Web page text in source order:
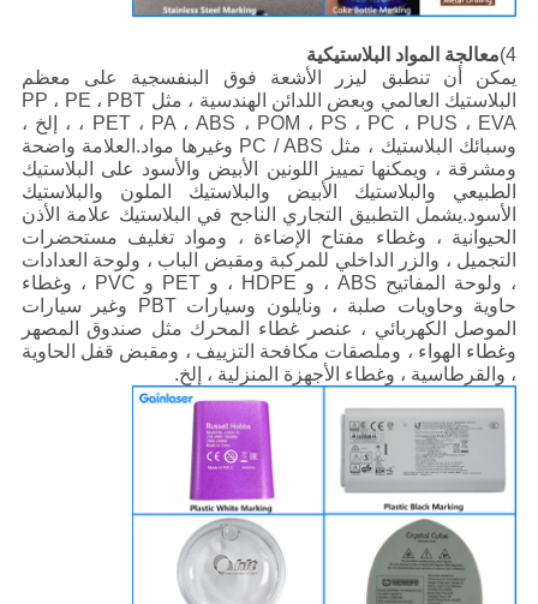
4) معالجة المواد البلاستيكية
يمكن أن تنطبق ليزر الأشعة فوق البنفسجية على معظم
البلاستيك العالمي وبعض اللدائن الهندسية ، مثل PP ، PE ، PBT
، PET ، PA ، ABS ، POM ، PS ، PC ، PUS ، EVA ، إلخ ،
وسبائك البلاستيك ، مثل PC / ABS وغيرها مواد.العلامة واضحة
ومشرقة ، ويمكنها تمييز اللونين الأبيض والأسود على البلاستيك
الطبيعي والبلاستيك الأبيض والبلاستيك الملون والبلاستيك
الأسود.يشمل التطبيق التجاري الناجح في البلاستيك علامة الأذن
الحيوانية ، وغطاء مفتاح الإضاءة ، ومواد تغليف مستحضرات
التجميل ، والزر الداخلي للمركبة ومقبض الباب ، ولوحة العدادات
، ولوحة المفاتيح ABS ، و HDPE ، و PET و PVC ، وغطاء
حاوية وحاويات صلبة ، ونايلون وسيارات PBT وغير سيارات
الموصل الكهربائي ، عنصر غطاء المحرك مثل صندوق المصهر
وغطاء الهواء ، وملصقات مكافحة التزييف ، ومقبض قفل الحاوية
، والقرطاسية ، وغطاء الأجهزة المنزلية ، إلخ.